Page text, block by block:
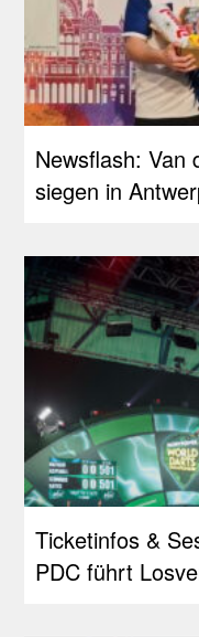
Newsflash: Van
siegen in
Ticketinfos &
PDC führt